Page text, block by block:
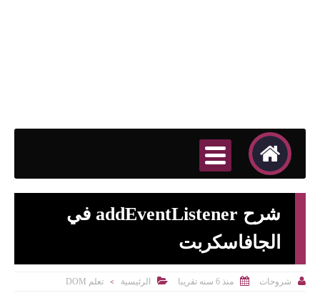
شرح addEventListener في
الجافاسكربت
 شروحات  منذ 6 سنه تقريبا  الرئيسية > تعلم DOM